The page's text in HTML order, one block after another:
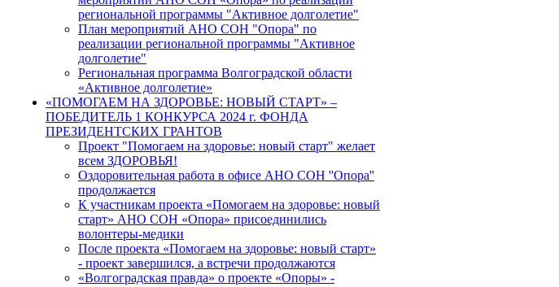
региональной программы "Активное долголетие"
План мероприятий АНО СОН "Опора" по
реализации региональной программы "Активное
долголетие"
Региональная программа Волгоградской области
«Активное долголетие»
«ПОМОГАЕМ НА ЗДОРОВЬЕ: НОВЫЙ СТАРТ» –
ПОБЕДИТЕЛЬ 1 КОНКУРСА 2024 г. ФОНДА
ПРЕЗИДЕНТСКИХ ГРАНТОВ
Проект "Помогаем на здоровье: новый старт" желает
всем ЗДОРОВЬЯ!
Оздоровительная работа в офисе АНО СОН ''Опора''
продолжается
К участникам проекта «Помогаем на здоровье: новый
старт» АНО СОН «Опора» присоединились
волонтеры-медики
После проекта «Помогаем на здоровье: новый старт»
- проект завершился, а встречи продолжаются
«Волгоградская правда» о проекте «Опоры» -